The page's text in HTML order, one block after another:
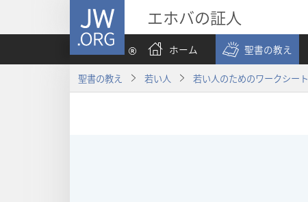
JW.ORG エホバの証人
ホーム
聖書の教え
聖書の教え 若い人 若い人のためのワークシート